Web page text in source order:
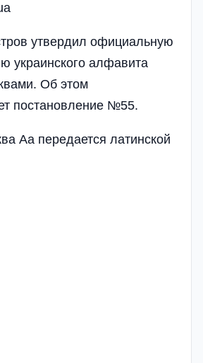
утвердил официальную
украинского алфавита
Об этом
постановление №55.
Аа передается латинской